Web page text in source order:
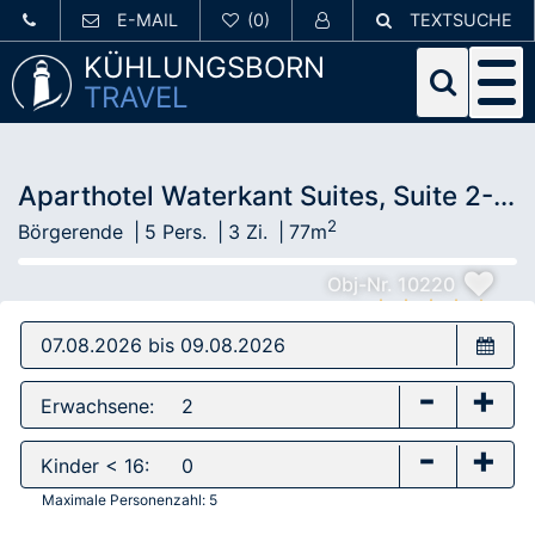
E-MAIL TEXTSUCHE
KÜHLUNGSBORN
TRAVEL
Aparthotel Waterkant Suites, Suite 2-36
Börgerende 5 Pers. 3 Zi. 77m2
Obj-Nr. 10220
Erwachsene: - +
Kinder < 16: - +
Maximale Personenzahl: 5